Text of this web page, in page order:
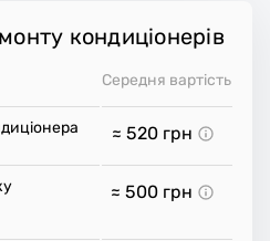
кондиціонерів
Середня вартість
≈ 520 грн
≈ 500 грн